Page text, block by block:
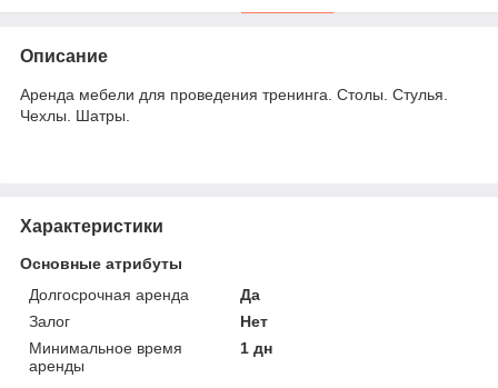
Описание
Аренда мебели для проведения тренинга. Столы. Стулья.
Чехлы. Шатры.
Характеристики
Основные атрибуты
Долгосрочная аренда
Да
Залог
Нет
Минимальное время
аренды
1 дн